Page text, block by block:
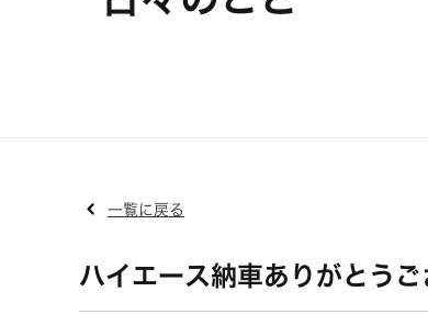
一覧に戻る
ハイエース納車ありがとう